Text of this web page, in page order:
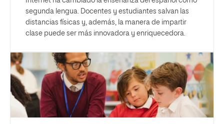
segunda lengua. Docentes y estudiantes salvan las
distancias físicas y, además, la manera de impartir
clase puede ser más innovadora y enriquecedora.